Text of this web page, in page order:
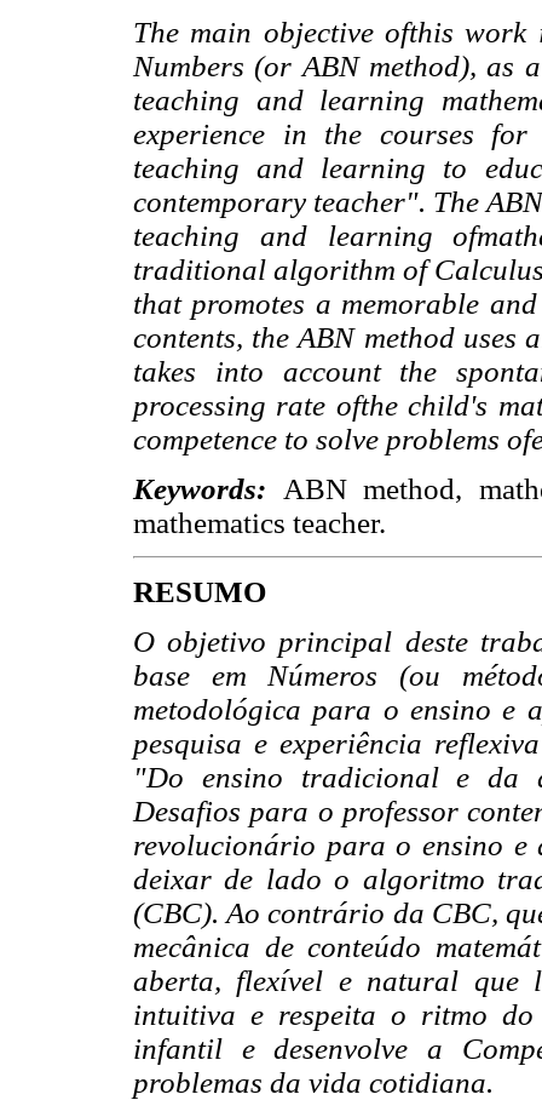
The main objective ofthis work
Numbers (or ABN method), as
teaching and learning
experience in the courses
teaching and learning to
contemporary teacher". The
teaching and learning
traditional algorithm of
that promotes a memorable
contents, the ABN method
takes into account the
processing rate ofthe child's
competence to solve problems
Keywords: ABN method,
mathematics teacher.
RESUMO
O objetivo principal deste
base em Números (ou
metodológica para o ensino e
pesquisa e experiência
"Do ensino tradicional e da
Desafios para o professor
revolucionário para o ensino e
deixar de lado o algoritmo
(CBC). Ao contrário da CBC,
mecânica de conteúdo
aberta, flexível e natural que
intuitiva e respeita o ritmo do
infantil e desenvolve a
problemas da vida cotidiana.